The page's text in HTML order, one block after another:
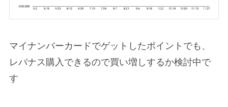
マイナンバーカードでゲットしたポイントでも、
レバナス購入できるので買い増しするか検討中で
す